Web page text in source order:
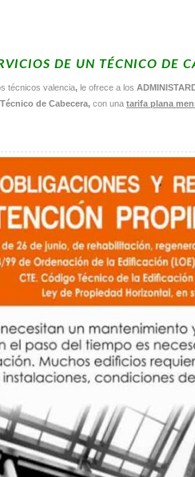
DE UN TÉCNICO DE
técnicos valencia, le ofrece a los
de Cabecera, con una tarifa plana